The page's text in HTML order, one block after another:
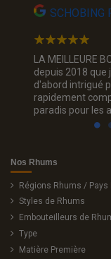
SCHOBING
LA MEILLEURE
depuis 2018
d'abord intrigué
rapidement
paradis pour les
Nos Rhums
Régions Rhums / Pays
Styles de Rhums
Embouteilleurs de
Type
Matière Première